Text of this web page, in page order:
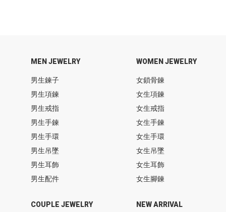
MEN JEWELRY
男生鍊子
男生項鍊
男生戒指
男生手鍊
男生手環
男生吊墜
男生耳飾
男生配件
WOMEN JEWELRY
女鎖骨鍊
女生項鍊
女生戒指
女生手鍊
女生手環
女生吊墜
女生耳飾
女生腳鍊
COUPLE JEWELRY NEW ARRIVAL